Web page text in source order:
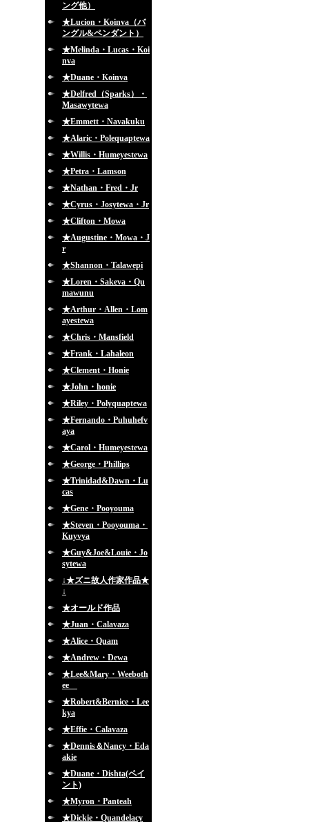
ング他）
★Lucion・Koinva（バ
ングル&ペンダント）
★Melinda・Lucas・Koi
nva
★Duane・Koinva
★Delfred（Sparks）・
Masawytewa
★Emmett・Navakuku
★Alaric・Polequaptewa
★Willis・Humeyestewa
★Petra・Lamson
★Nathan・Fred・Jr
★Cyrus・Josytewa・Jr
★Clifton・Mowa
★Augustine・Mowa・J
r
★Shannon・Talawepi
★Loren・Sakeva・Qu
mawunu
★Arthur・Allen・Lom
ayestewa
★Chris・Mansfield
★Frank・Lahaleon
★Clement・Honie
★John・honie
★Riley・Polyquaptewa
★Fernando・Puhuhefv
aya
★Carol・Humeyestewa
★George・Phillips
★Trinidad&Dawn・Lu
cas
★Gene・Pooyouma
★Steven・Pooyouma・
Kuyvya
★Guy&Joe&Louie・Jo
sytewa
↓★ズニ故人作家作品★
↓
★オールド作品
★Juan・Calavaza
★Alice・Quam
★Andrew・Dewa
★Lee&Mary・Weeboth
ee
★Robert&Bernice・Lee
kya
★Effie・Calavaza
★Dennis＆Nancy・Eda
akie
★Duane・Dishta(ペイ
ント)
★Myron・Panteah
★Dickie・Quandelacy